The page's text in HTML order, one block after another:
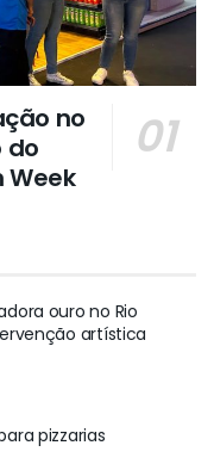
no
do
Week
ouro no Rio
artística
pizzarias